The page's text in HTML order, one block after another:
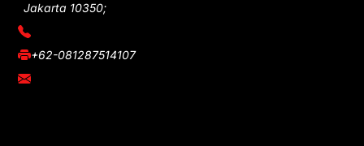
Jakarta 10350;
(021) 3908026
+62-081287514107
adm@iawnews.com